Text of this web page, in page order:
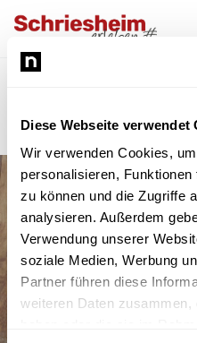
Diese Webseite verwendet
Wir verwenden Cookies,
personalisieren,
zu können und die Zugriffe
analysieren. Außerdem
Verwendung unserer
soziale Medien, Werbung
Partner führen diese
weiteren Daten zusammen,
Geschäft